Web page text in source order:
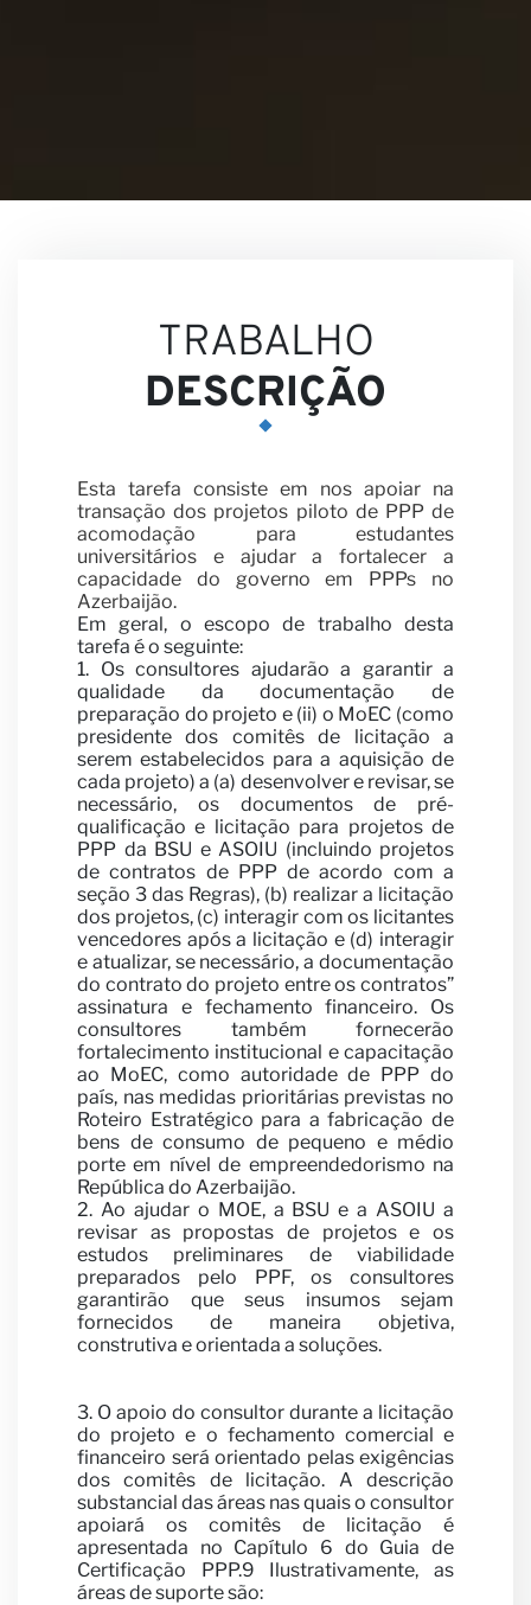
Seja
TRABALHO
DESCRIÇÃO
Esta tarefa consiste em nos apoiar na
transação dos projetos piloto de PPP de
acomodação para estudantes
universitários e ajudar a fortalecer a
capacidade do governo em PPPs no
Azerbaijão.
Em geral, o escopo de trabalho desta
tarefa é o seguinte:
1. Os consultores ajudarão a garantir a
qualidade da documentação de
preparação do projeto e (ii) o MoEC (como
presidente dos comitês de licitação a
serem estabelecidos para a aquisição de
cada projeto) a (a) desenvolver e revisar, se
necessário, os documentos de pré-
qualificação e licitação para projetos de
PPP da BSU e ASOIU (incluindo projetos
de contratos de PPP de acordo com a
seção 3 das Regras), (b) realizar a licitação
dos projetos, (c) interagir com os licitantes
vencedores após a licitação e (d) interagir
e atualizar, se necessário, a documentação
do contrato do projeto entre os contratos”
assinatura e fechamento financeiro. Os
consultores também fornecerão
fortalecimento institucional e capacitação
ao MoEC, como autoridade de PPP do
país, nas medidas prioritárias previstas no
Roteiro Estratégico para a fabricação de
bens de consumo de pequeno e médio
porte em nível de empreendedorismo na
República do Azerbaijão.
2. Ao ajudar o MOE, a BSU e a ASOIU a
revisar as propostas de projetos e os
estudos preliminares de viabilidade
preparados pelo PPF, os consultores
garantirão que seus insumos sejam
fornecidos de maneira objetiva,
construtiva e orientada a soluções.
3. O apoio do consultor durante a licitação
do projeto e o fechamento comercial e
financeiro será orientado pelas exigências
dos comitês de licitação. A descrição
substancial das áreas nas quais o consultor
apoiará os comitês de licitação é
apresentada no Capítulo 6 do Guia de
Certificação PPP.9 Ilustrativamente, as
áreas de suporte são: